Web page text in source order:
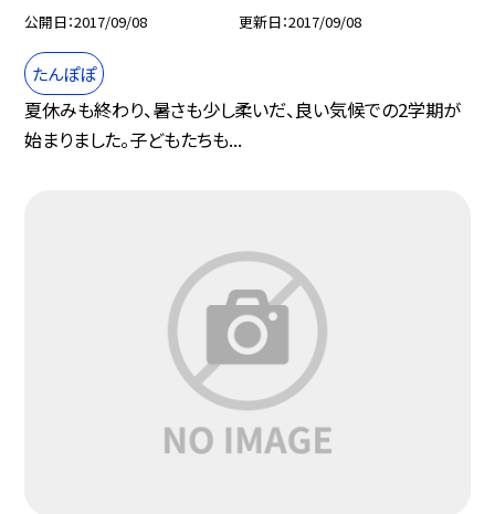
公開日 2017/09/08 更新日 2017/09/08
たんぽぽ
夏休みも終わり、暑さも少し柔いだ、良い気候での2学期が
始まりました。子どもたちも...